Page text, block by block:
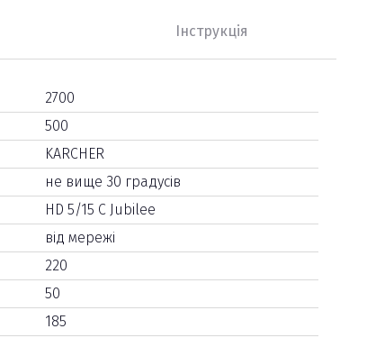
Інструкція
2700
500
KARCHER
не вище 30 градусів
HD 5/15 C Jubilee
від мережі
220
50
185